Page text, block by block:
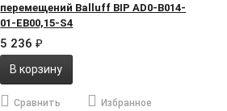
перемещений Balluff BIP AD0-B014-
01-EB00,15-S4
5 236₽
В корзину
Сравнить Избранное